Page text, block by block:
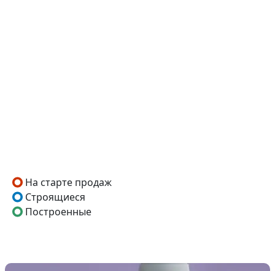
На старте продаж
Строящиеся
Построенные